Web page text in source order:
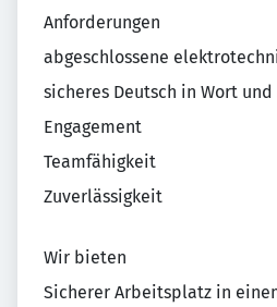
Anforderungen
abgeschlossene
sicheres Deutsch in Wort
Engagement
Teamfähigkeit
Zuverlässigkeit
Wir bieten
Sicherer Arbeitsplatz in